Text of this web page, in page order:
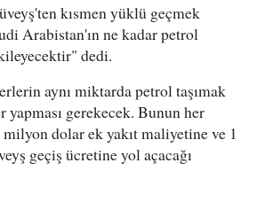
kısmen yüklü geçmek
Arabistan'ın ne kadar petrol
dedi.
aynı miktarda petrol taşımak
yapması gerekecek. Bunun her
dolar ek yakıt maliyetine ve 1
geçiş ücretine yol açacağı